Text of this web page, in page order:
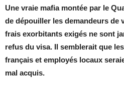
Une vraie mafia montée par le
de dépouiller les demandeurs de
frais exorbitants exigés ne sont
refus du visa. Il semblerait que
français et employés locaux
mal acquis.